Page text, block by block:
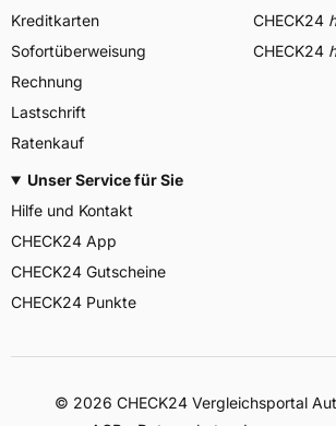
Kreditkarten
Sofortüberweisung
Rechnung
Lastschrift
Ratenkauf
CHECK24
CHECK24
Unser Service für Sie
Hilfe und Kontakt
CHECK24 App
CHECK24 Gutscheine
CHECK24 Punkte
© 2026 CHECK24 Vergleichsportal